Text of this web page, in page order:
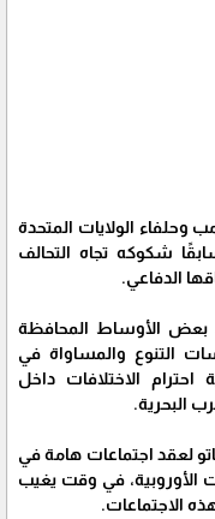
وحلفاء الولايات المتحدة
شكوكه تجاه التحالف
الدفاعي.
بعض الأوساط المحافظة
التنوع والمساواة في
الاختلافات داخل
البحرية.
لعقد اجتماعات هامة في
الأوروبية، في وقت يغيب
الاجتماعات.